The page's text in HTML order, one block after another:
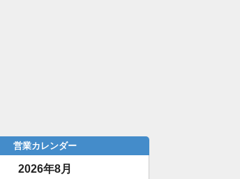
営業カレンダー
2026年8月